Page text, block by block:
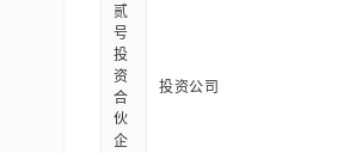
贰
号
投
资
合
伙
企
投资公司